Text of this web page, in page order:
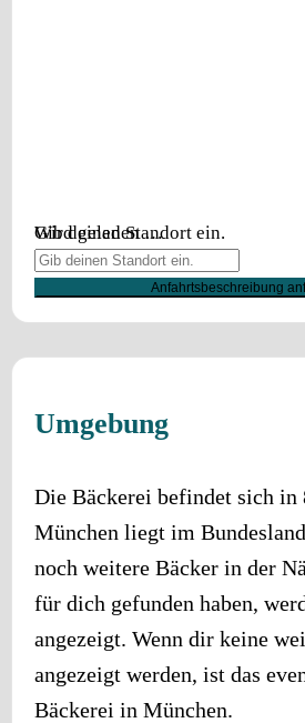
Wird geladen …
Gib deinen Standort ein.
Anfahrtsbeschreibung
Umgebung
Die Bäckerei befindet sich in
München liegt im Bundesland
noch weitere Bäcker in der
für dich gefunden haben,
angezeigt. Wenn dir keine
angezeigt werden, ist das
Bäckerei in München.